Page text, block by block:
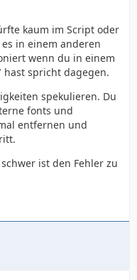
kaum im Script oder
in einem anderen
wenn du in einem
spricht dagegen.
spekulieren. Du
fonts und
entfernen und
ist den Fehler zu